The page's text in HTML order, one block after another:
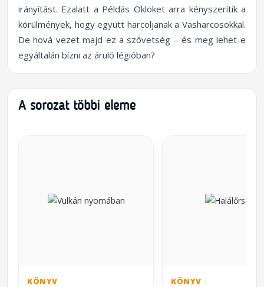
irányítást. Ezalatt a Példás Öklöket arra kényszerítik a
körülmények, hogy együtt harcoljanak a Vasharcosokkal.
De hová vezet majd ez a szövetség – és meg lehet-e
egyáltalán bízni az áruló légióban?
A sorozat többi eleme
KÖNYV KÖNYV